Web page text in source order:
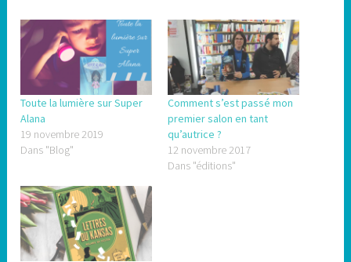
Toute la lumière sur Super
Alana
19 novembre 2019
Dans "Blog"
Comment s’est passé mon
premier salon en tant
qu’autrice ?
12 novembre 2017
Dans "éditions"